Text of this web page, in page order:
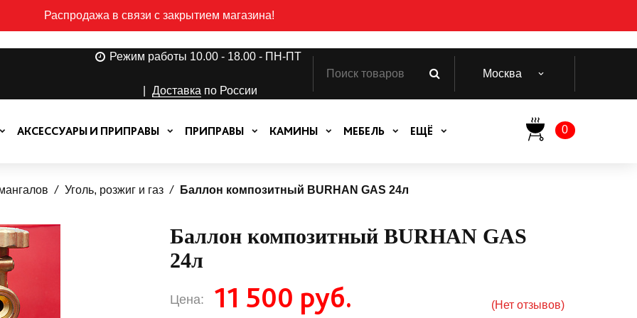
Распродажа в связи с закрытием магазина!
Режим работы 10.00 - 18.00 - ПН-ПТ
Доставка по России
Москва
0
АКСЕССУАРЫ И ПРИПРАВЫ ПРИПРАВЫ КАМИНЫ МЕБЕЛЬ ЕЩЁ
Уголь, розжиг и газ Баллон композитный BURHAN GAS 24л
Баллон композитный BURHAN GAS
24л
Цена: 11 500 руб. (Нет отзывов)